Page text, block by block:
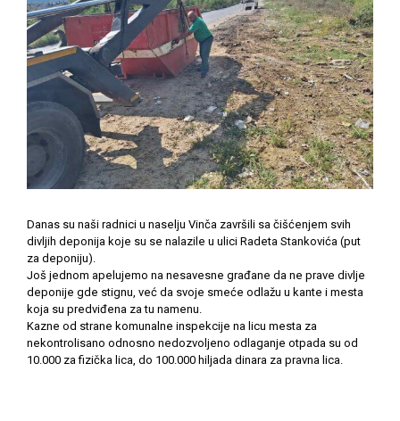
Danas su naši radnici u naselju Vinča završili sa čišćenjem svih
divljih deponija koje su se nalazile u ulici Radeta Stankovića (put
za deponiju).
Još jednom apelujemo na nesavesne građane da ne prave divlje
deponije gde stignu, već da svoje smeće odlažu u kante i mesta
koja su predviđena za tu namenu.
Kazne od strane komunalne inspekcije na licu mesta za
nekontrolisano odnosno nedozvoljeno odlaganje otpada su od
10.000 za fizička lica, do 100.000 hiljada dinara za pravna lica.